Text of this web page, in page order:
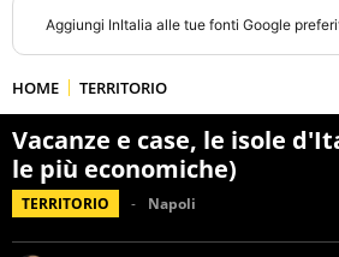
Aggiungi InItalia alle tue fonti Google
HOME TERRITORIO
Vacanze e case, le isole
le più economiche)
TERRITORIO Napoli